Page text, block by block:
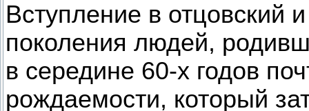
Вступление в отцовский
поколения людей,
в середине 60-х годов
рождаемости, который